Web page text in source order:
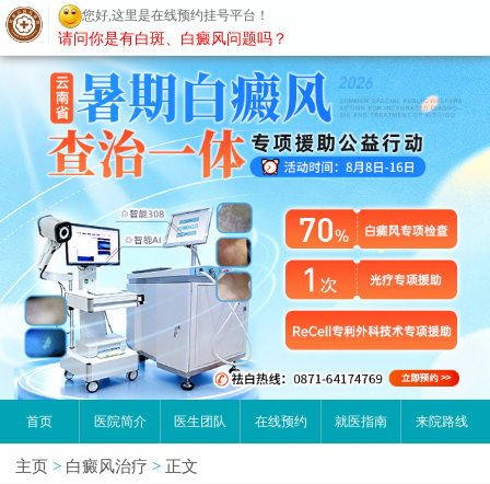
昆明白癜风医院
首页 医院简介 医生团队 在线预约 就医指南 来院路线
主页 > 白癜风治疗 > 正文
您好,这里是在线预约挂号平台！
请问你是有白斑、白癜风问题吗？